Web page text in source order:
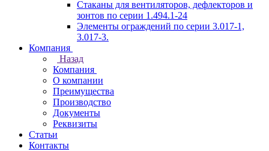
Стаканы для вентиляторов, дефлекторов и
зонтов по серии 1.494.1-24
Элементы ограждений по серии 3.017-1,
3.017-3.
Компания
Назад
Компания
О компании
Преимущества
Производство
Документы
Реквизиты
Статьи
Контакты